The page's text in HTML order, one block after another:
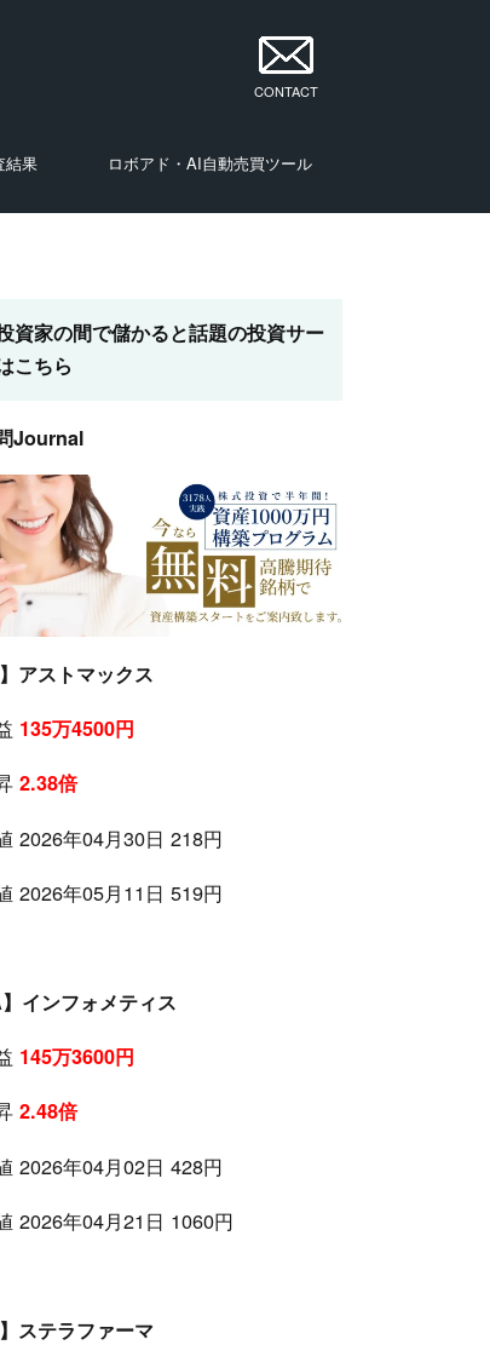
CONTACT
結果
ロボアド・AI自動売買ツール
資家の間で儲かると話題の投資サー
こちら
Journal
】アストマックス
135万4500円
2.38倍
2026年04月30日 218円
2026年05月11日 519円
】インフォメティス
145万3600円
2.48倍
2026年04月02日 428円
2026年04月21日 1060円
】ステラファーマ